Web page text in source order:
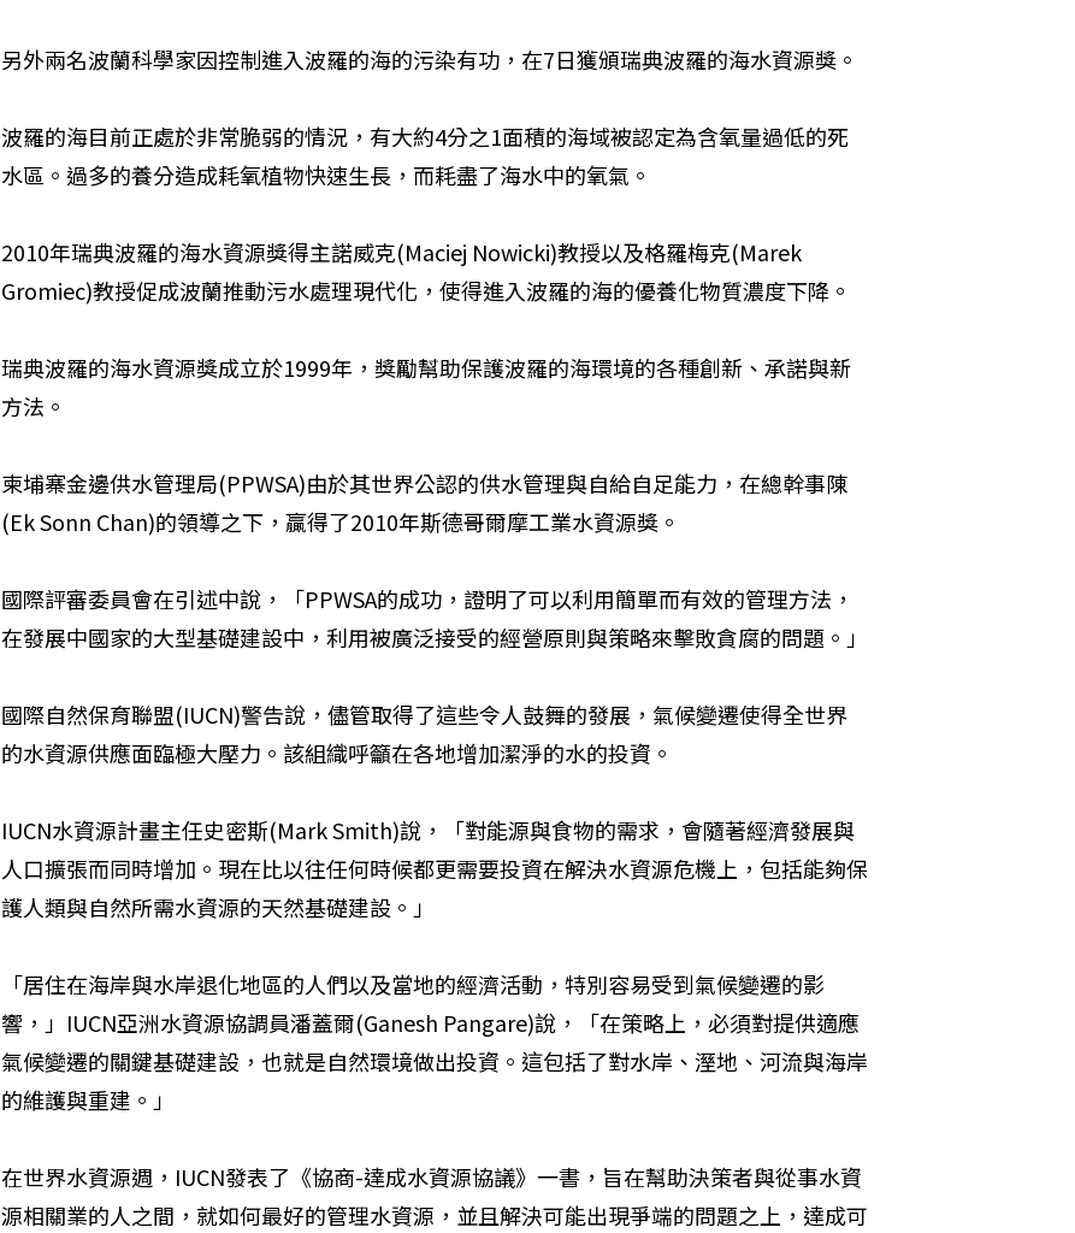
另外兩名波蘭科學家因控制進入波羅的海的污染有功，在7日獲頒瑞典波羅的海水資源獎。
波羅的海目前正處於非常脆弱的情況，有大約4分之1面積的海域被認定為含氧量過低的死
水區。過多的養分造成耗氧植物快速生長，而耗盡了海水中的氧氣。
2010年瑞典波羅的海水資源獎得主諾威克(Maciej Nowicki)教授以及格羅梅克(Marek
Gromiec)教授促成波蘭推動污水處理現代化，使得進入波羅的海的優養化物質濃度下降。
瑞典波羅的海水資源獎成立於1999年，獎勵幫助保護波羅的海環境的各種創新、承諾與新
方法。
柬埔寨金邊供水管理局(PPWSA)由於其世界公認的供水管理與自給自足能力，在總幹事陳
(Ek Sonn Chan)的領導之下，贏得了2010年斯德哥爾摩工業水資源獎。
國際評審委員會在引述中說，「PPWSA的成功，證明了可以利用簡單而有效的管理方法，
在發展中國家的大型基礎建設中，利用被廣泛接受的經營原則與策略來擊敗貪腐的問題。」
國際自然保育聯盟(IUCN)警告說，儘管取得了這些令人鼓舞的發展，氣候變遷使得全世界
的水資源供應面臨極大壓力。該組織呼籲在各地增加潔淨的水的投資。
IUCN水資源計畫主任史密斯(Mark Smith)說，「對能源與食物的需求，會隨著經濟發展與
人口擴張而同時增加。現在比以往任何時候都更需要投資在解決水資源危機上，包括能夠保
護人類與自然所需水資源的天然基礎建設。」
「居住在海岸與水岸退化地區的人們以及當地的經濟活動，特別容易受到氣候變遷的影
響，」IUCN亞洲水資源協調員潘蓋爾(Ganesh Pangare)說，「在策略上，必須對提供適應
氣候變遷的關鍵基礎建設，也就是自然環境做出投資。這包括了對水岸、溼地、河流與海岸
的維護與重建。」
在世界水資源週，IUCN發表了《協商-達成水資源協議》一書，旨在幫助決策者與從事水資
源相關業的人之間，就如何最好的管理水資源，並且解決可能出現爭端的問題之上，達成可